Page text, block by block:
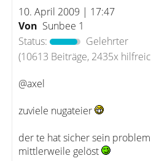
10. April 2009 | 17:47
Von Sunbee 1
Status:
Gelehrter
(10613 Beiträge, 2435x
@axel
zuviele nugateier
der te hat sicher sein
mittlerweile gelöst